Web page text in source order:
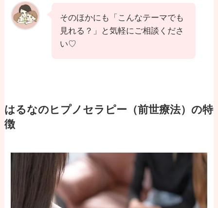
そのほかにも「こんなテーマでも
見れる？」と気軽にご相談くださ
い♡
はるなのヒプノセラピー（前世療法）の特
徴